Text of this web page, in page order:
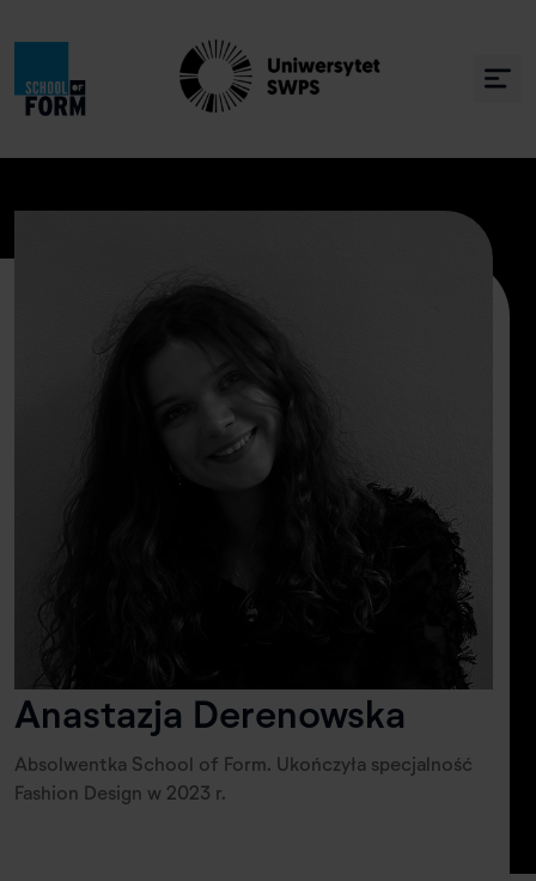
Anastazja Derenowska
Absolwentka School of Form. Ukończyła specjalność
Fashion Design w 2023 r.